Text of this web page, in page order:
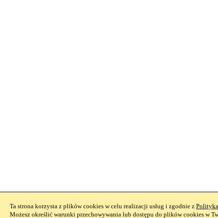
Ta strona korzysta z plików cookies w celu realizacji usług i zgodnie z
Możesz określić warunki przechowywania lub dostępu do plików cookies w